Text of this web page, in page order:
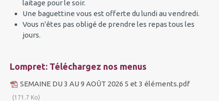
laitage pour le soir.
Une baguettine vous est offerte du lundi au vendredi.
Vous n'êtes pas obligé de prendre les repas tous les
jours.
Lompret: Téléchargez nos menus
SEMAINE DU 3 AU 9 AOÛT 2026 5 et 3 éléments.pdf
(171.7 Ko)